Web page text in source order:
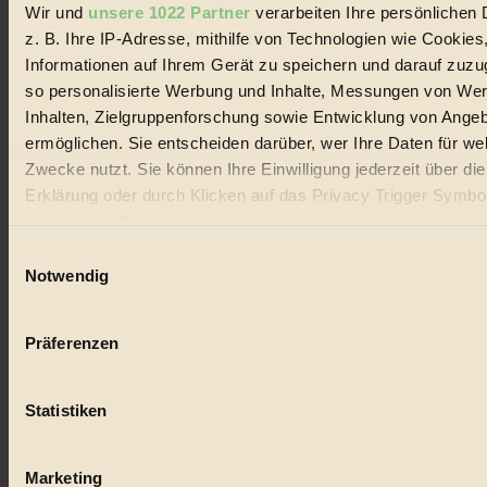
Wir und unsere 1022 Partner verarbeiten Ihre persönlichen
z. B. Ihre IP-Adresse, mithilfe von Technologien wie
Informationen auf Ihrem Gerät zu speichern und darauf
so personalisierte Werbung und Inhalte, Messungen von
Inhalten, Zielgruppenforschung sowie Entwicklung von
ermöglichen. Sie entscheiden darüber, wer Ihre Daten für
Zwecke nutzt. Sie können Ihre Einwilligung jederzeit über
Erklärung oder durch Klicken auf das Privacy Trigger
oder widerrufen
Wenn Sie es erlauben, würden wir auch gerne:
Ihr Gerät durch aktives Scannen nach bestimmten
Erfahren Sie mehr darüber, wie Ihre persönlichen Daten
Notwendig
Präferenzen
Statistiken
Marketing
Lebensmittel
Natur
Essen